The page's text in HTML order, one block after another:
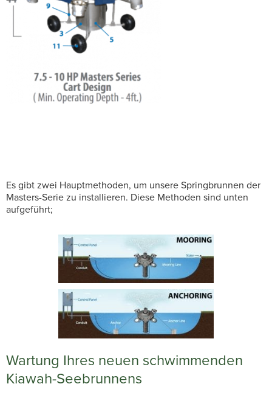
Es gibt zwei Hauptmethoden, um unsere Springbrunnen der
Masters-Serie zu installieren. Diese Methoden sind unten
aufgeführt;
Wartung Ihres neuen schwimmenden
Kiawah-Seebrunnens